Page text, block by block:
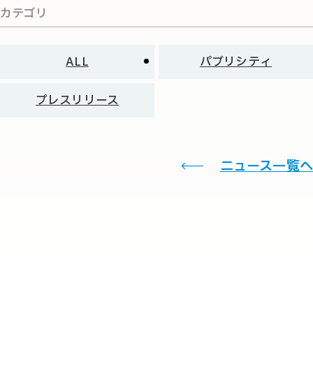
カテゴリ
ALL パブリシティ
プレスリリース
ニュース一覧へ